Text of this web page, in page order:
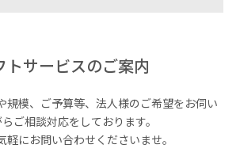
トサービスのご案内
規模、ご予算等、法人様のご希望をお伺い
ご相談対応をしております。
軽にお問い合わせくださいませ。